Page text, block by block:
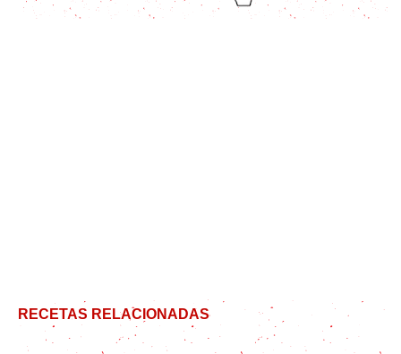
RECETAS RELACIONADAS